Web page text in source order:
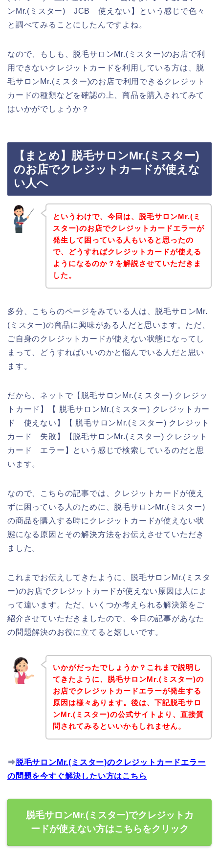
ンMr.(ミスター) JCB 使えない】という感じで色々
と調べてみることにしたんですよね。
なので、もしも、脱毛サロンMr.(ミスター)のお店で利
用できないクレジットカードを利用している方は、脱
毛サロンMr.(ミスター)のお店で利用できるクレジット
カードの種類などを確認の上、商品を購入されてみて
はいかがでしょうか？
【まとめ】脱毛サロンMr.(ミスター)
のお店でクレジットカードが使えな
い人へ
というわけで、今回は、脱毛サロンMr.(ミ
スター)のお店でクレジットカードエラーが
発生して困っている人もいると思ったの
で、どうすればクレジットカードが使える
ようになるのか？を解説させていただきま
した。
多分、こちらのページをみている人は、脱毛サロンMr.
(ミスター)の商品に興味がある人だと思います。ただ、
ご自身のクレジットカードが使えない状態になってし
まって、どうすればいいのかと悩んでいる人だと思い
ます。
だから、ネットで【脱毛サロンMr.(ミスター) クレジッ
トカード】【 脱毛サロンMr.(ミスター) クレジットカー
ド 使えない】【 脱毛サロンMr.(ミスター) クレジット
カード 失敗】【脱毛サロンMr.(ミスター) クレジット
カード エラー】という感じで検索しているのだと思
います。
なので、こちらの記事では、クレジットカードが使え
ずに困っている人のために、脱毛サロンMr.(ミスター)
の商品を購入する時にクレジットカードが使えない状
態になる原因とその解決方法をお伝えさせていただき
ました。
これまでお伝えしてきたように、脱毛サロンMr.(ミスタ
ー)のお店でクレジットカードが使えない原因は人によ
って違います。ただ、いくつか考えられる解決策をご
紹介させていただきましたので、今日の記事があなた
の問題解決のお役に立てると嬉しいです。
いかがだったでしょうか？これまで説明し
てきたように、脱毛サロンMr.(ミスター)の
お店でクレジットカードエラーが発生する
原因は様々あります。後は、下記脱毛サロ
ンMr.(ミスター)の公式サイトより、直接質
問されてみるといいかもしれません。
⇒脱毛サロンMr.(ミスター)のクレジットカードエラー
の問題を今すぐ解決したい方はこちら
脱毛サロンMr.(ミスター)でクレジットカ
ードが使えない方はこちらをクリック